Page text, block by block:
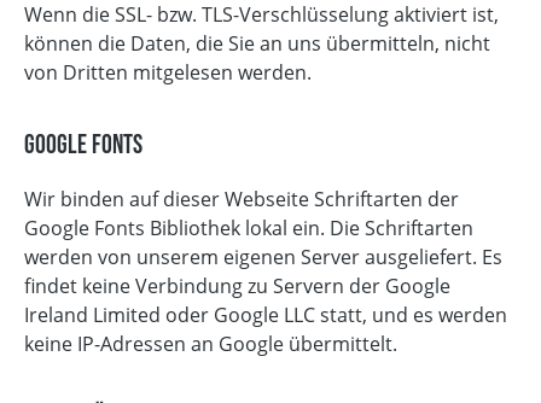
Wenn die SSL- bzw. TLS-Verschlüsselung aktiviert ist,
können die Daten, die Sie an uns übermitteln, nicht
von Dritten mitgelesen werden.
Google Fonts
Wir binden auf dieser Webseite Schriftarten der
Google Fonts Bibliothek lokal ein. Die Schriftarten
werden von unserem eigenen Server ausgeliefert. Es
findet keine Verbindung zu Servern der Google
Ireland Limited oder Google LLC statt, und es werden
keine IP-Adressen an Google übermittelt.